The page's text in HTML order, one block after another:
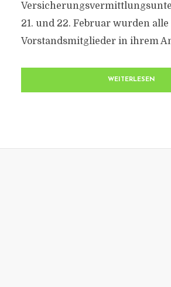
21. und 22. Februar wurden alle
Vorstandsmitglieder in ihrem
WEITERLESEN